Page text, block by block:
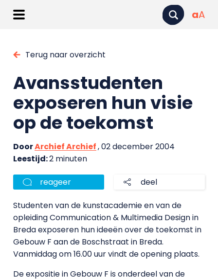
aA
Terug naar overzicht
Avansstudenten
exposeren hun visie
op de toekomst
DoorArchief Archief, 02 december 2004
Leestijd:2 minuten
reageer deel
Studenten van de kunstacademie en van de
opleiding Communication & Multimedia Design in
Breda exposeren hun ideeën over de toekomst in
Gebouw F aan de Boschstraat in Breda.
Vanmiddag om 16.00 uur vindt de opening plaats.
De expositie in Gebouw F is onderdeel van de